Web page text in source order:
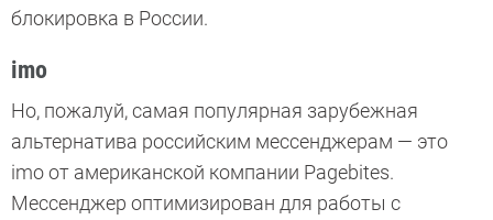
блокировка в России.
imo
Но, пожалуй, самая популярная зарубежная
альтернатива российским мессенджерам — это
imo от американской компании Pagebites.
Мессенджер оптимизирован для работы с